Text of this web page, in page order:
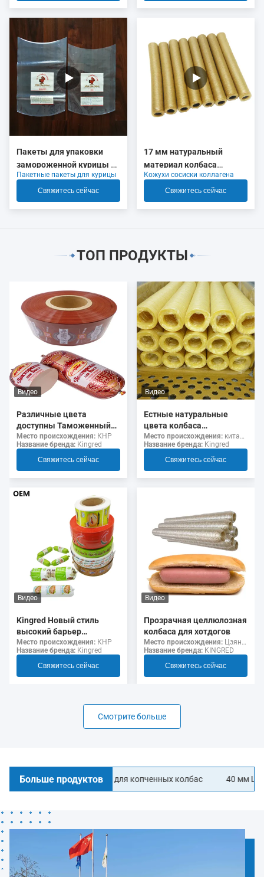
Пакеты для упаковки
замороженной курицы с
логотипом, высокая
усадка
Пакетные пакеты для курицы
Свяжитесь сейчас
17 мм натуральный
материал колбаса
коллагеновые корпуса
Кожухи сосиски коллагена
Свяжитесь сейчас
ТОП ПРОДУКТЫ
Видео
Различные цвета
доступны Таможенный
логотип флексография
Печать 5 слоев колбасы
Оболочки для колбас
Место происхождения: КНР
Название бренда: Kingred
Свяжитесь сейчас
Видео
Естные натуральные
цвета колбаса
коллагеновые оболочки
для жаренных колбас
Место происхождения: китайский
Название бренда: Kingred
Свяжитесь сейчас
Видео
Kingred Новый стиль
высокий барьер
несъедобный полиамид
колбаса корпуса пищевой
класс
Место происхождения: КНР
Название бренда: Kingred
Свяжитесь сейчас
Видео
Прозрачная целлюлозная
колбаса для хотдогов
Место происхождения: Цзянсу, Китай
Название бренда: KINGRED
Свяжитесь сейчас
Смотрите больше
Больше продуктов
колбасные корпуса для копченных колбас 40 мм Ширина